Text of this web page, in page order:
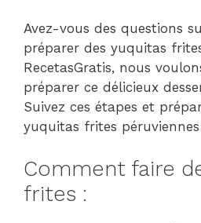
Avez-vous des questions
préparer des yuquitas
RecetasGratis, nous
préparer ce délicieux
Suivez ces étapes et
yuquitas frites péruviennes
Comment faire
frites :